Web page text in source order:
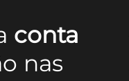
conta
nas